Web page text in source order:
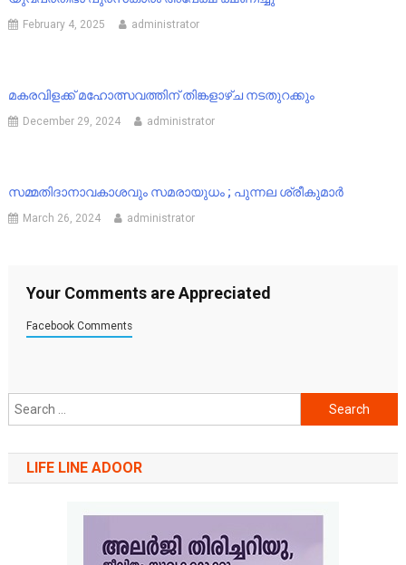
February 4, 2025 administrator
മകരവിളക്ക് മഹോത്സവത്തിന് തിങ്കളാഴ്ച നടതുറക്കും
December 29, 2024 administrator
സമ്മതിദാനാവകാശവും സമരായുധം ; പുന്നല ശ്രീകുമാർ
March 26, 2024 administrator
Your Comments are Appreciated
Facebook Comments
Search
for:
LIFE LINE ADOOR